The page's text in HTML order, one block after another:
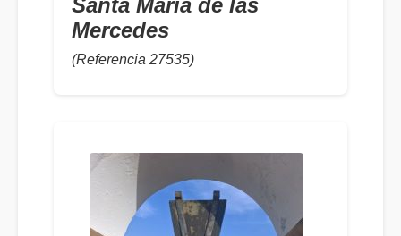
Santa María de las
Mercedes
(Referencia 27535)